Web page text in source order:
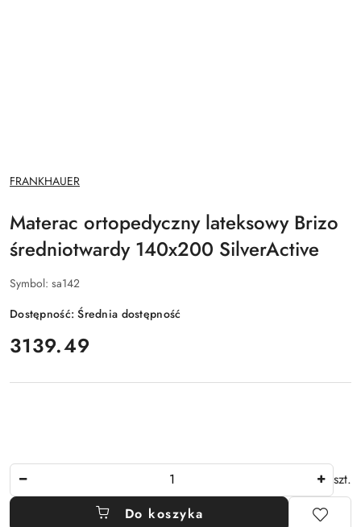
NAZWA
PRODUCENTA:
FRANKHAUER
Materac ortopedyczny lateksowy Brizo
średniotwardy 140x200 SilverActive
Symbol: sa142
Dostępność:Średnia dostępność
cena:
3139.49
szt.
Do koszyka